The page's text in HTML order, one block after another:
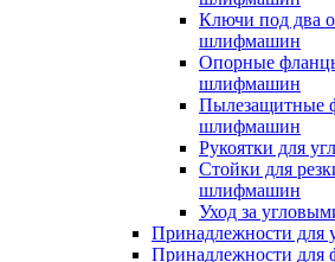
Ключи под два
шлифмашин
Опорные
шлифмашин
Пылезащитные
шлифмашин
Рукоятки для
Стойки для
шлифмашин
Уход за
Принадлежности для
Принадлежности для